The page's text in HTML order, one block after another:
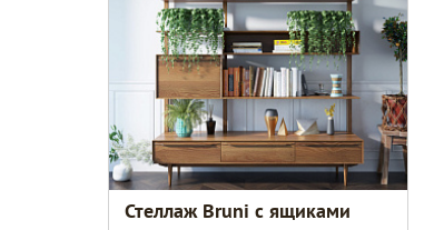
Стеллаж Bruni с ящиками